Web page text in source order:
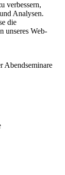
verbessern,
Analysen.
die
unseres Web-
Abendseminare